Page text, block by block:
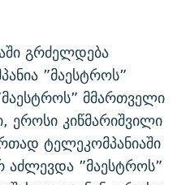
ᲛᲔᲑᲠᲫᲝᲚᲔᲑᲘ - 2022
გრძელდება
”მაესტროს”
მმართველი
ეროსი კიწმარიშვილი
ტელეკომპანიაში
აძლევდა ”მაესტროს”